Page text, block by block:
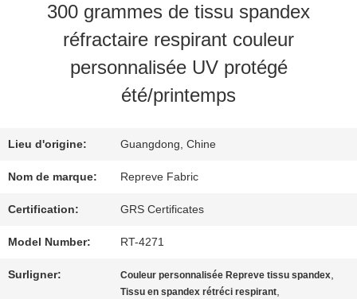
SUJET
VISITE
D'USINE
CONTRÔLE
DE
300 grammes de tissu spandex
réfractaire respirant couleur
personnalisée UV protégé
été/printemps
Lieu d'origine: Guangdong, Chine
Nom de marque: Repreve Fabric
Certification: GRS Certificates
Model Number: RT-4271
Surligner: Couleur personnalisée Repreve tissu spandex,
Tissu en spandex rétréci respirant,